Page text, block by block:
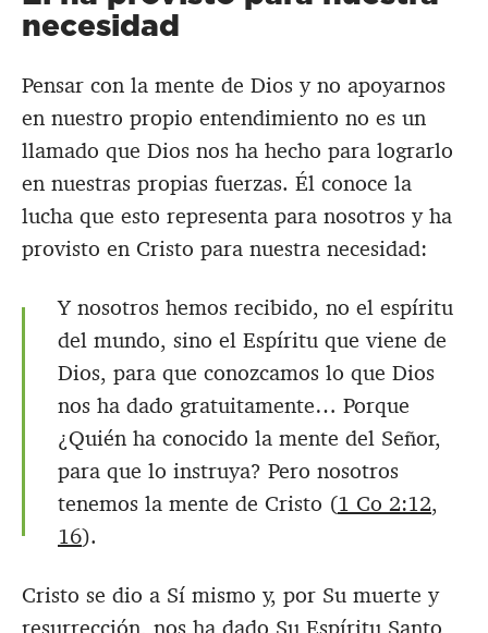
necesidad
Pensar con la mente de Dios y no apoyarnos
en nuestro propio entendimiento no es un
llamado que Dios nos ha hecho para lograrlo
en nuestras propias fuerzas. Él conoce la
lucha que esto representa para nosotros y ha
provisto en Cristo para nuestra necesidad:
Y nosotros hemos recibido, no el espíritu
del mundo, sino el Espíritu que viene de
Dios, para que conozcamos lo que Dios
nos ha dado gratuitamente… Porque
¿Quién ha conocido la mente del Señor,
para que lo instruya? Pero nosotros
tenemos la mente de Cristo (1 Co 2:12,
16).
Cristo se dio a Sí mismo y, por Su muerte y